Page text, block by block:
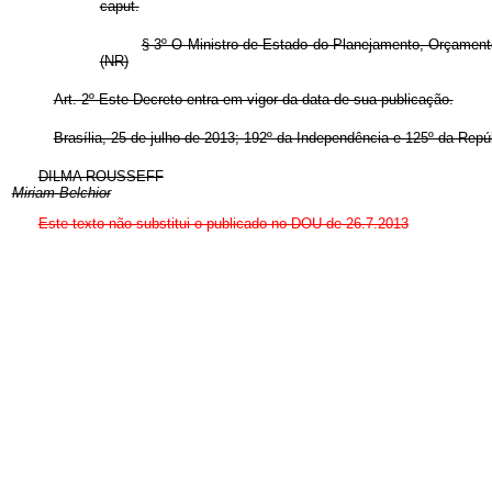
caput.
§ 3º O Ministro de Estado do Planejamento,
(NR)
Art. 2º Este Decreto entra em vigor da data de sua publicação.
Brasília, 25 de julho de 2013; 192º da Independência e 125º da
DILMA ROUSSEFF
Miriam Belchior
Este texto não substitui o publicado no DOU de 26.7.2013